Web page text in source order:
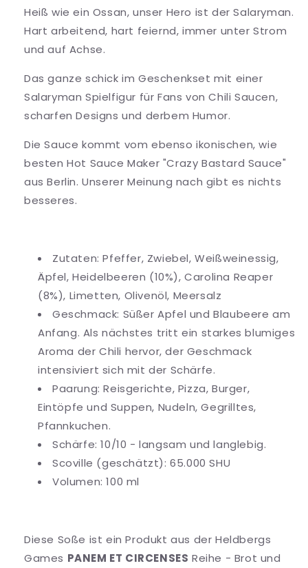
Heiß wie ein Ossan, unser Hero ist der Salaryman.
Hart arbeitend, hart feiernd, immer unter Strom
und auf Achse.
Das ganze schick im Geschenkset mit einer
Salaryman Spielfigur für Fans von Chili Saucen,
scharfen Designs und derbem Humor.
Die Sauce kommt vom ebenso ikonischen, wie
besten Hot Sauce Maker "Crazy Bastard Sauce"
aus Berlin. Unserer Meinung nach gibt es nichts
besseres.
Zutaten: Pfeffer, Zwiebel, Weißweinessig,
Äpfel, Heidelbeeren (10%), Carolina Reaper
(8%), Limetten, Olivenöl, Meersalz
Geschmack: Süßer Apfel und Blaubeere am
Anfang. Als nächstes tritt ein starkes blumiges
Aroma der Chili hervor, der Geschmack
intensiviert sich mit der Schärfe.
Paarung: Reisgerichte, Pizza, Burger,
Eintöpfe und Suppen, Nudeln, Gegrilltes,
Pfannkuchen.
Schärfe: 10/10 - langsam und langlebig.
Scoville (geschätzt): 65.000 SHU
Volumen: 100 ml
Diese Soße ist ein Produkt aus der Heldbergs
Games PANEM ET CIRCENSES Reihe - Brot und